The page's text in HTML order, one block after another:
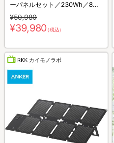
ーパネルセット／230Wh／8ポ
ート／防災グッズ／災害対策
¥50,980
¥39,980（税込）
RKK カイモノラボ